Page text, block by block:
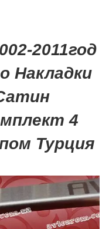
2011год
Накладки
4
Турция